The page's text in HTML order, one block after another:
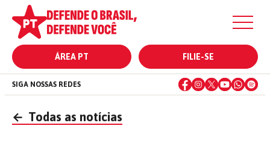
ÁREA PT FILIE-SE
SIGA NOSSAS REDES
← Todas as notícias